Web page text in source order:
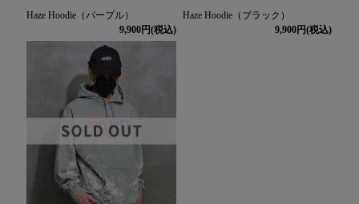
Haze Hoodie（パープル）
9,900
Haze Hoodie（ブラック）
9,900